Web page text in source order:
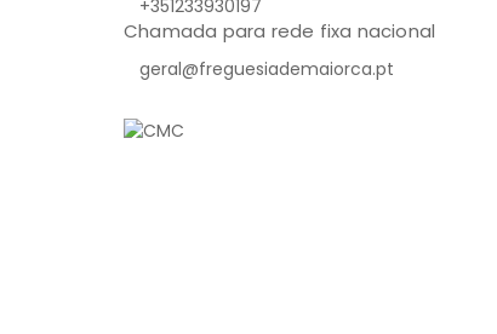
+351233930197
Chamada para rede fixa nacional
geral@freguesiademaiorca.pt